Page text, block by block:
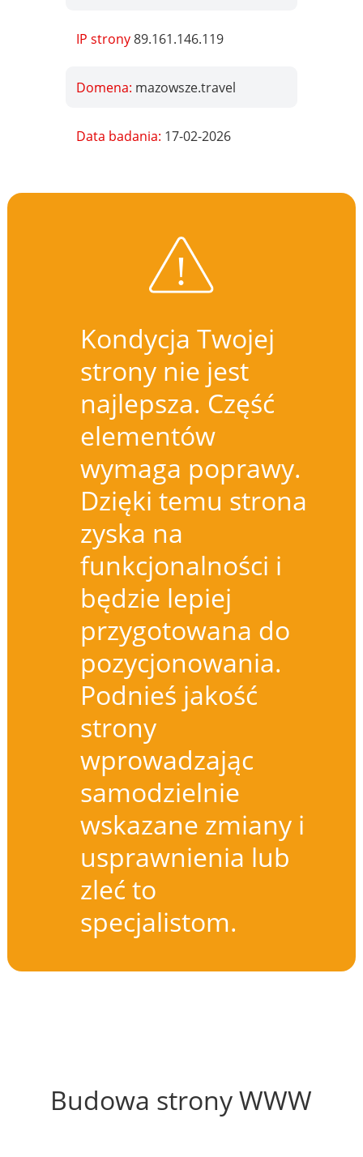
IP strony89.161.146.119
Domena: mazowsze.travel
Data badania: 17-02-2026
Kondycja Twojej
strony nie jest
najlepsza. Część
elementów
wymaga poprawy.
Dzięki temu strona
zyska na
funkcjonalności i
będzie lepiej
przygotowana do
pozycjonowania.
Podnieś jakość
strony
wprowadzając
samodzielnie
wskazane zmiany i
usprawnienia lub
zleć to
specjalistom.
Budowa strony WWW